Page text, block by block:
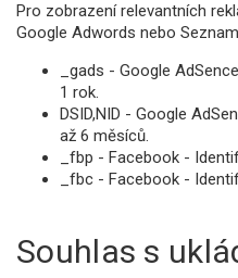
Pro zobrazení relevantních
Google Adwords nebo
_gads - Google
1 rok.
DSID,NID - Google
až 6 měsíců.
_fbp - Facebook -
_fbc - Facebook -
Souhlas s